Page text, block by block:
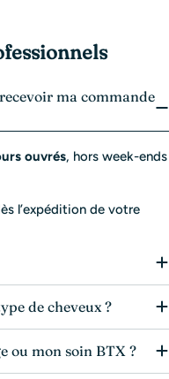
ma commande
ouvrés, hors week-ends
l’expédition de votre
de cheveux ?
ou mon soin BTX ?